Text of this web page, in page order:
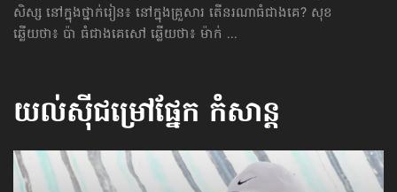
សិស្ស នៅក្នុងថ្នាក់រៀន៖ នៅក្នុងគ្រួសារ តើនរណាធំជាងគេ? សុខ
ឆ្លើយថា៖ ប៉ា ធំជាងគេសៅ ឆ្លើយថា៖ ម៉ាក់ ...
យល់ស៊ីជម្រៅផ្នែក កំសាន្ដ